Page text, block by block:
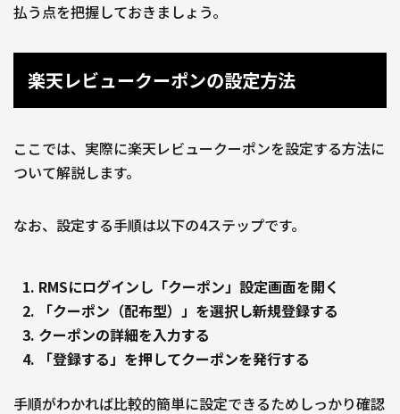
払う点を把握しておきましょう。
楽天レビュークーポンの設定方法
ここでは、実際に楽天レビュークーポンを設定する方法に
ついて解説します。
なお、設定する手順は以下の4ステップです。
RMSにログインし「クーポン」設定画面を開く
「クーポン（配布型）」を選択し新規登録する
クーポンの詳細を入力する
「登録する」を押してクーポンを発行する
手順がわかれば比較的簡単に設定できるためしっかり確認